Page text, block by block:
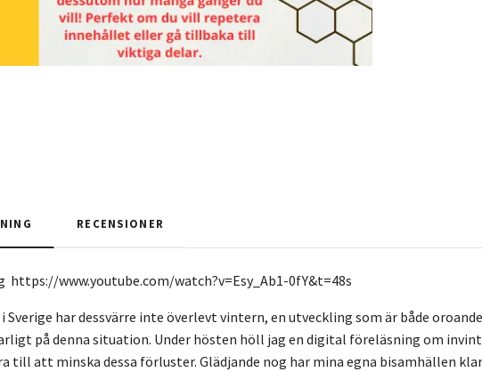
RECENSIONER
https://www.youtube.com/watch?v=Esy_Ab1-0fY&t=48s
Sverige har dessvärre inte överlevt vintern, en utveckling som är både
på denna situation. Under hösten höll jag en digital föreläsning om
till att minska dessa förluster. Glädjande nog har mina egna bisamhällen